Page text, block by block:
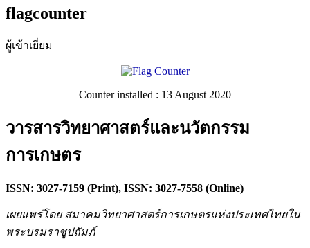
flagcounter
ผู้เข้าเยี่ยม
Counter installed : 13 August 2020
วารสารวิทยาศาสตร์และนวัตกรรม
การเกษตร
ISSN: 3027-7159 (Print), ISSN: 3027-7558 (Online)
เผยแพร่โดย สมาคมวิทยาศาสตร์การเกษตรแห่งประเทศไทยใน
พระบรมราชูปถัมภ์